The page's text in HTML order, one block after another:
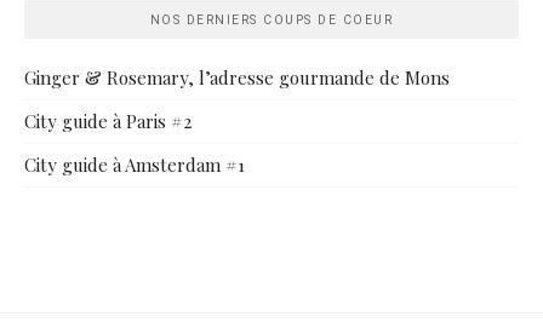
NOS DERNIERS COUPS DE COEUR
Ginger & Rosemary, l’adresse gourmande de Mons
City guide à Paris #2
City guide à Amsterdam #1